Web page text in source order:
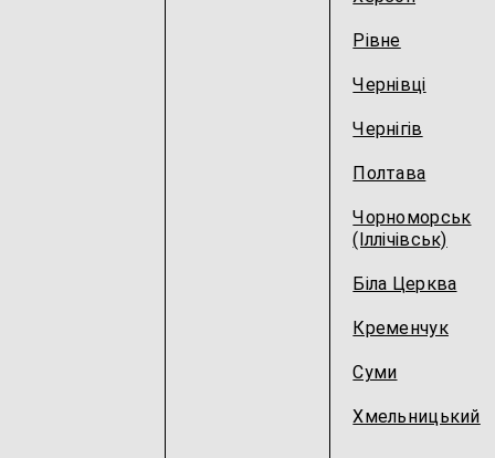
Рівне
Чернівці
Чернігів
Полтава
Чорноморськ
(Іллічівськ)
Біла Церква
Кременчук
Суми
Хмельницький